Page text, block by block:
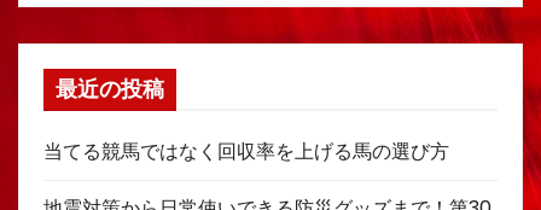
最近の投稿
当てる競馬ではなく回収率を上げる馬の選び方